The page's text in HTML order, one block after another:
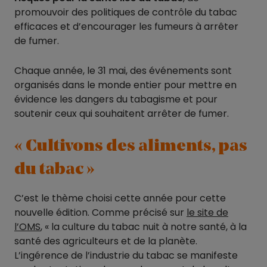
promouvoir des politiques de contrôle du tabac
efficaces et d’encourager les fumeurs à arrêter
de fumer.
Chaque année, le 31 mai, des événements sont
organisés dans le monde entier pour mettre en
évidence les dangers du tabagisme et pour
soutenir ceux qui souhaitent arrêter de fumer.
« Cultivons des aliments, pas
du tabac »
C’est le thème choisi cette année pour cette
nouvelle édition. Comme précisé sur le site de
l’OMS, « la culture du tabac nuit à notre santé, à la
santé des agriculteurs et de la planète.
L’ingérence de l’industrie du tabac se manifeste